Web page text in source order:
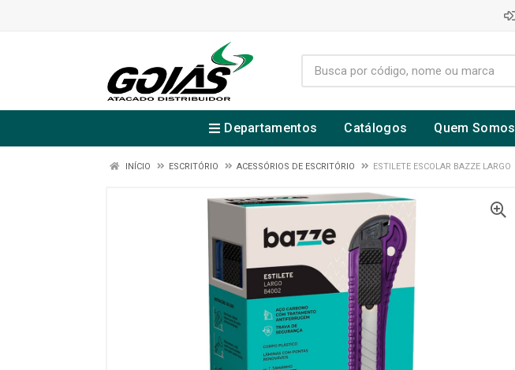
Departamentos Catálogos Quem Somos
INÍCIO ESCRITÓRIO ACESSÓRIOS DE ESCRITÓRIO ESTILETE ESCOLAR BAZZE LARGO